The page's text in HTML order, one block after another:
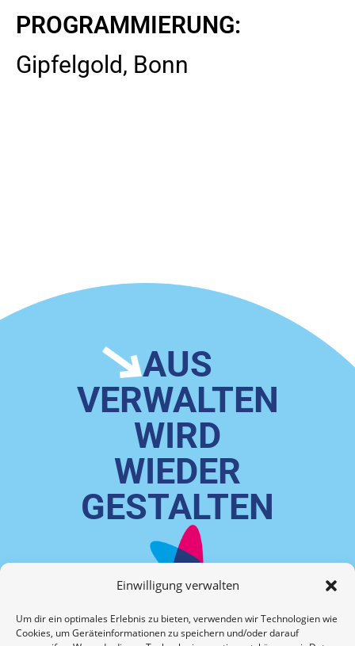
Einwilligung verwalten
Um dir ein optimales Erlebnis zu bieten, verwenden wir Technologien wie
Cookies, um Geräteinformationen zu speichern und/oder darauf
PROGRAMMIERUNG:
Gipfelgold, Bonn
AUS
VERWALTEN
WIRD
WIEDER
GESTALTEN
DEMO TERMIN